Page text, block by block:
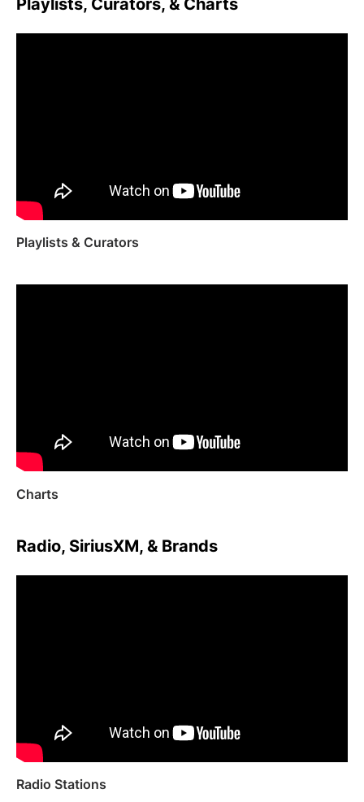
Playlists & Curators
Charts
Radio, SiriusXM, & Brands
Radio Stations